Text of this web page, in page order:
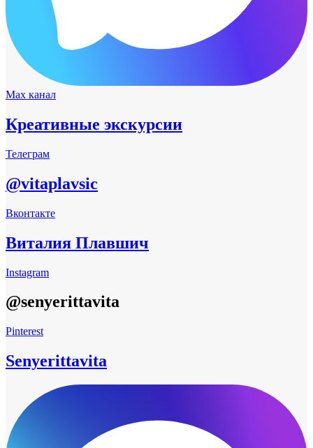
Max канал
Креативные экскурсии
Телеграм
@vitaplavsic
Вконтакте
Виталия Плавшич
Instagram
@senyerittavita
Pinterest
Senyerittavita